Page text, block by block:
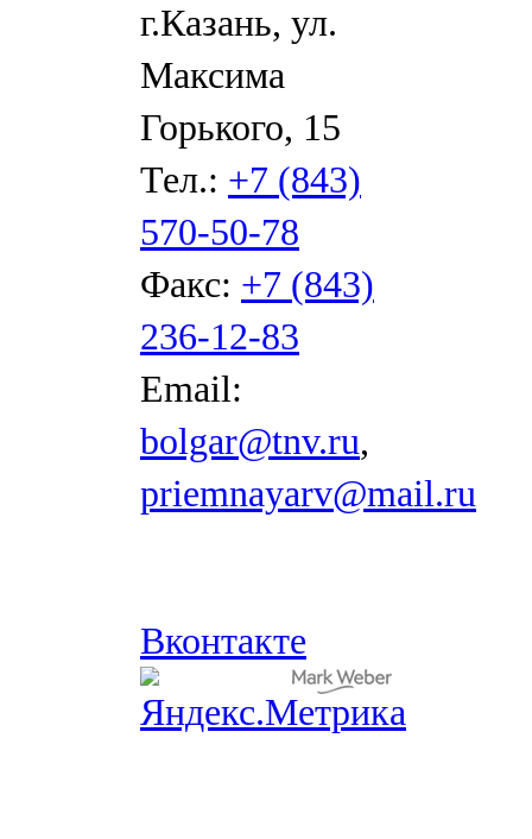
г.Казань, ул.
Максима
Горького, 15
Тел.: +7 (843)
570-50-78
Факс: +7 (843)
236-12-83
Email:
bolgar@tnv.ru,
priemnayarv@mail.ru
Вконтакте